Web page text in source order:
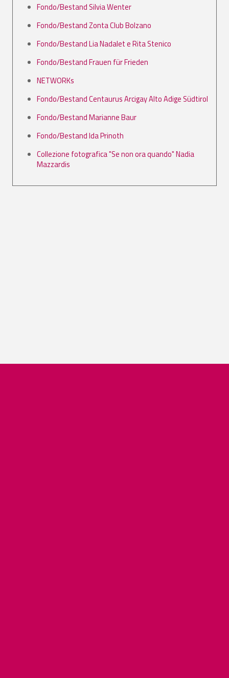
Fondo/Bestand Silvia Wenter
Fondo/Bestand Zonta Club Bolzano
Fondo/Bestand Lia Nadalet e Rita Stenico
Fondo/Bestand Frauen für Frieden
NETWORKs
Fondo/Bestand Centaurus Arcigay Alto Adige Südtirol
Fondo/Bestand Marianne Baur
Fondo/Bestand Ida Prinoth
Collezione fotografica "Se non ora quando" Nadia
Mazzardis